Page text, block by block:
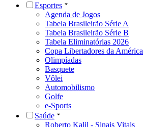
Esportes
Agenda de Jogos
Tabela Brasileirão Série A
Tabela Brasileirão Série B
Tabela Eliminatórias 2026
Copa Libertadores da América
Olimpíadas
Basquete
Vôlei
Automobilismo
Golfe
e-Sports
Saúde
Roberto Kalil - Sinais Vitais